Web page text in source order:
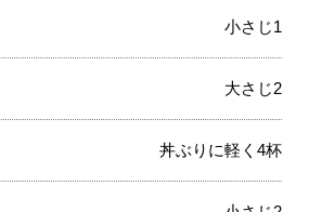
小さじ1
大さじ2
丼ぶりに軽く4杯